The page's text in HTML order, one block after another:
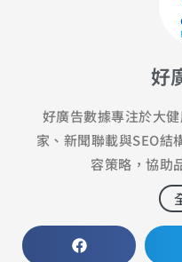
好
好廣告數據專注於大
家、新聞聯載與SEO結
容策略，協助